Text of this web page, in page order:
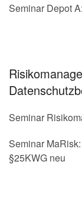
Seminar Depot A:
Seminar
Seminar
§25KWG neu